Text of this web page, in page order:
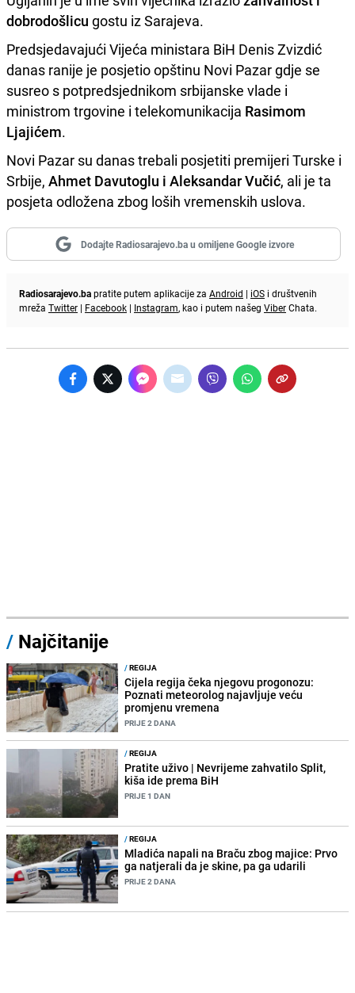
dobrodošlicu gostu iz Sarajeva.
Predsjedavajući Vijeća ministara BiH Denis Zvizdić
danas ranije je posjetio opštinu Novi Pazar gdje se
susreo s potpredsjednikom srbijanske vlade i
ministrom trgovine i telekomunikacija Rasimom
Ljajićem.
Novi Pazar su danas trebali posjetiti premijeri Turske i
Srbije, Ahmet Davutoglu i Aleksandar Vučić, ali je ta
posjeta odložena zbog loših vremenskih uslova.
Dodajte Radiosarajevo.ba u omiljene Google izvore
Radiosarajevo.bapratite putem aplikacije za Android | iOS i društvenih
mreža Twitter | Facebook | Instagram, kao i putem našeg ViberChata.
/ Najčitanije
/REGIJA
Cijela regija čeka njegovu progonozu:
Poznati meteorolog najavljuje veću
promjenu vremena
PRIJE 2 DANA
/REGIJA
Pratite uživo | Nevrijeme zahvatilo Split,
kiša ide prema BiH
PRIJE 1 DAN
/REGIJA
Mladića napali na Braču zbog majice: Prvo
ga natjerali da je skine, pa ga udarili
PRIJE 2 DANA